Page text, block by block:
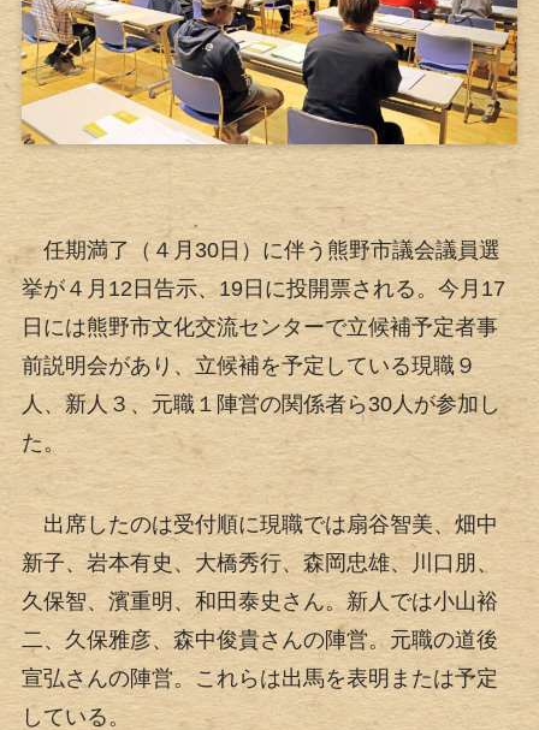
任期満了（４月30日）に伴う熊野市議会議員選
挙が４月12日告示、19日に投開票される。今月17
日には熊野市文化交流センターで立候補予定者事
前説明会があり、立候補を予定している現職９
人、新人３、元職１陣営の関係者ら30人が参加し
た。
出席したのは受付順に現職では扇谷智美、畑中
新子、岩本有史、大橋秀行、森岡忠雄、川口朋、
久保智、濱重明、和田泰史さん。新人では小山裕
二、久保雅彦、森中俊貴さんの陣営。元職の道後
宣弘さんの陣営。これらは出馬を表明または予定
している。